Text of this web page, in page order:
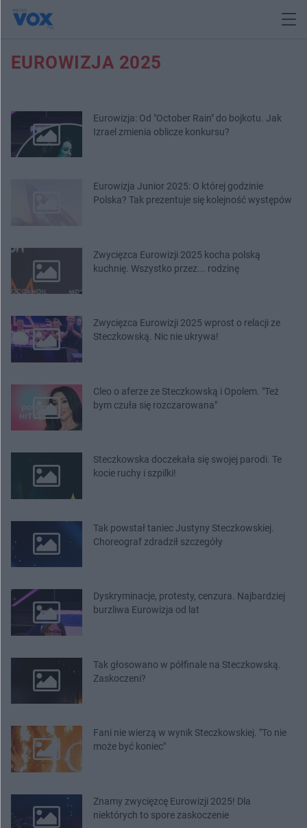
EUROWIZJA 2025
Eurowizja: Od "October Rain" do bojkotu. Jak
Izrael zmienia oblicze konkursu?
Eurowizja Junior 2025: O której godzinie
Polska? Tak prezentuje się kolejność występów
Zwycięzca Eurowizji 2025 kocha polską
kuchnię. Wszystko przez... rodzinę
Zwycięzca Eurowizji 2025 wprost o relacji ze
Steczkowską. Nic nie ukrywa!
Cleo o aferze ze Steczkowską i Opolem. "Też
bym czuła się rozczarowana"
Steczkowska doczekała się swojej parodi. Te
kocie ruchy i szpilki!
Tak powstał taniec Justyny Steczkowskiej.
Choreograf zdradził szczegóły
Dyskryminacje, protesty, cenzura. Najbardziej
burzliwa Eurowizja od lat
Tak głosowano w półfinale na Steczkowską.
Zaskoczeni?
Fani nie wierzą w wynik Steczkowskiej. "To nie
może być koniec"
Znamy zwycięzcę Eurowizji 2025! Dla
niektórych to spore zaskoczenie